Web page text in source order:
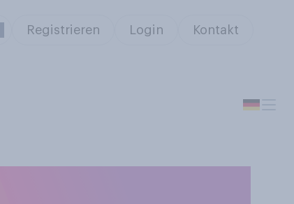
Registrieren Login Kontakt